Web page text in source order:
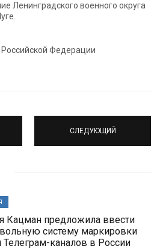
Ленинградского военного округа
Федерации
СЛЕДУЮЩИЙ
Кацман предложила ввести
систему маркировки
каналов в России